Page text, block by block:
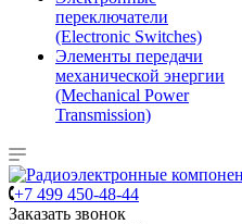
переключатели
(Electronic Switches)
Элементы передачи
механической энергии
(Mechanical Power
Transmission)
+7 499 450-48-44
Заказать звонок